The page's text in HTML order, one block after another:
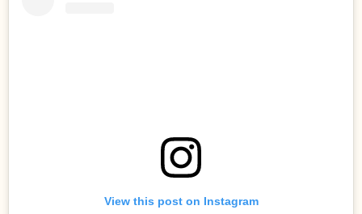
View this post on Instagram